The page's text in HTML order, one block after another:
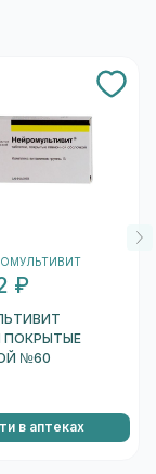
На
₽
ПОКРЫТЫЕ
№60
в аптеках